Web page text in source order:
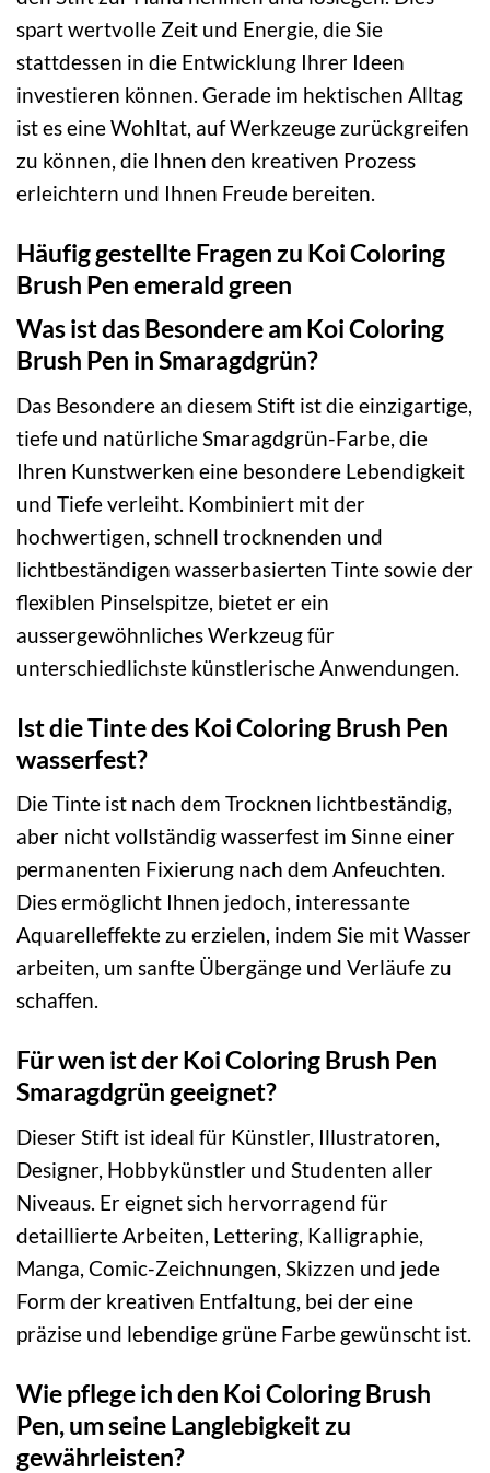
spart wertvolle Zeit und Energie, die Sie
stattdessen in die Entwicklung Ihrer Ideen
investieren können. Gerade im hektischen Alltag
ist es eine Wohltat, auf Werkzeuge zurückgreifen
zu können, die Ihnen den kreativen Prozess
erleichtern und Ihnen Freude bereiten.
Häufig gestellte Fragen zu Koi Coloring
Brush Pen emerald green
Was ist das Besondere am Koi Coloring
Brush Pen in Smaragdgrün?
Das Besondere an diesem Stift ist die einzigartige,
tiefe und natürliche Smaragdgrün-Farbe, die
Ihren Kunstwerken eine besondere Lebendigkeit
und Tiefe verleiht. Kombiniert mit der
hochwertigen, schnell trocknenden und
lichtbeständigen wasserbasierten Tinte sowie der
flexiblen Pinselspitze, bietet er ein
aussergewöhnliches Werkzeug für
unterschiedlichste künstlerische Anwendungen.
Ist die Tinte des Koi Coloring Brush Pen
wasserfest?
Die Tinte ist nach dem Trocknen lichtbeständig,
aber nicht vollständig wasserfest im Sinne einer
permanenten Fixierung nach dem Anfeuchten.
Dies ermöglicht Ihnen jedoch, interessante
Aquarelleffekte zu erzielen, indem Sie mit Wasser
arbeiten, um sanfte Übergänge und Verläufe zu
schaffen.
Für wen ist der Koi Coloring Brush Pen
Smaragdgrün geeignet?
Dieser Stift ist ideal für Künstler, Illustratoren,
Designer, Hobbykünstler und Studenten aller
Niveaus. Er eignet sich hervorragend für
detaillierte Arbeiten, Lettering, Kalligraphie,
Manga, Comic-Zeichnungen, Skizzen und jede
Form der kreativen Entfaltung, bei der eine
präzise und lebendige grüne Farbe gewünscht ist.
Wie pflege ich den Koi Coloring Brush
Pen, um seine Langlebigkeit zu
gewährleisten?